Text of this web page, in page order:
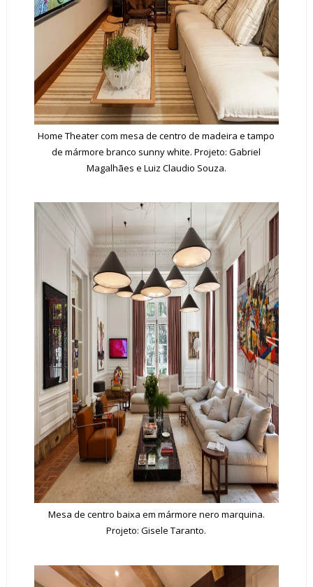
Home Theater com mesa de centro de madeira e tampo
de mármore branco sunny white. Projeto: Gabriel
Magalhães e Luiz Claudio Souza.
Mesa de centro baixa em mármore nero marquina.
Projeto: Gisele Taranto.